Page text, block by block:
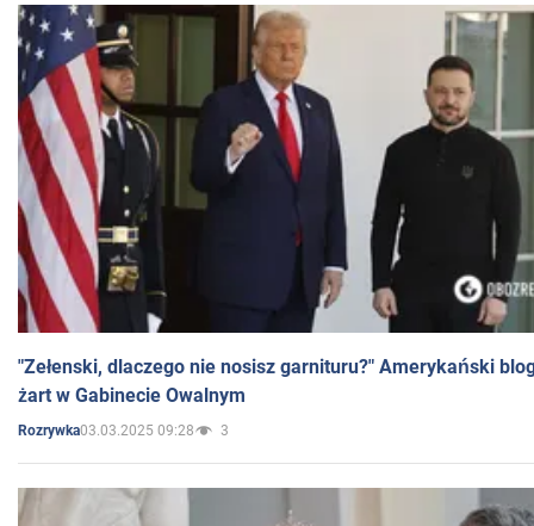
"Zełenski, dlaczego nie nosisz garnituru?" Amerykański
żart w Gabinecie Owalnym
Rozrywka03.03.2025 09:28 3